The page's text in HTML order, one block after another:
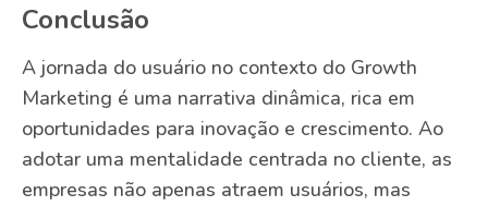
Conclusão
A jornada do usuário no contexto do Growth
Marketing é uma narrativa dinâmica, rica em
oportunidades para inovação e crescimento. Ao
adotar uma mentalidade centrada no cliente, as
empresas não apenas atraem usuários, mas